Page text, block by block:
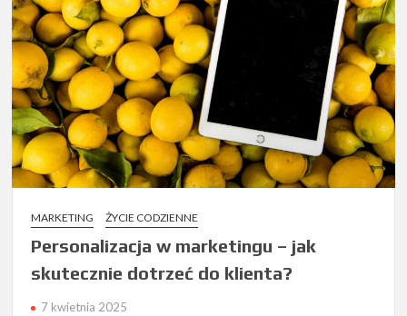
MARKETING ŻYCIE CODZIENNE
Personalizacja w marketingu – jak
skutecznie dotrzeć do klienta?
7 kwietnia 2025